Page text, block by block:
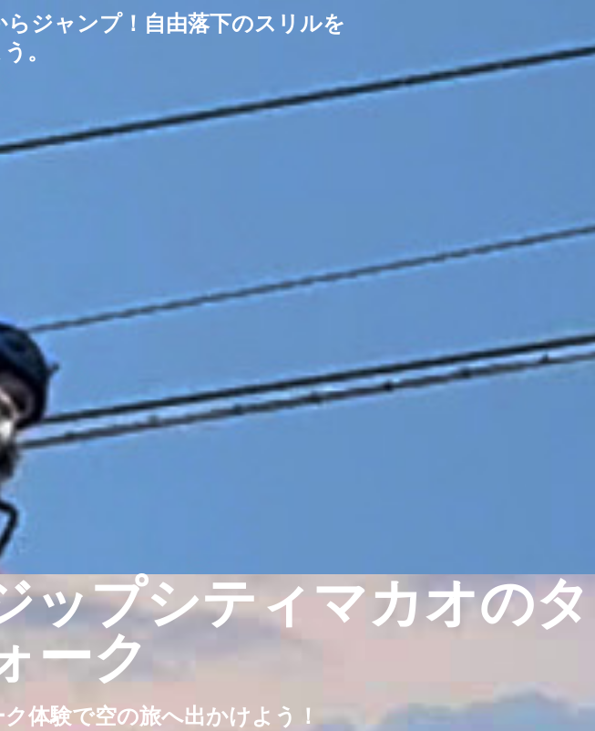
ジャンプ！自由落下のスリルを
。
ップシティマカオのタ
ーク
体験で空の旅へ出かけよう！